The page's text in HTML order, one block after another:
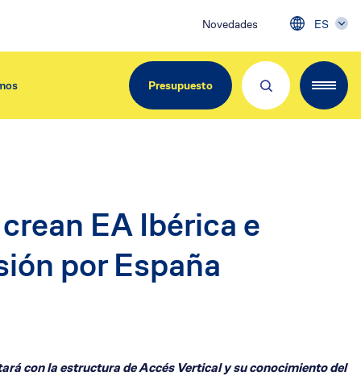
Novedades ES
C/ Girona, 134
08037 Barcelona
Tel. 900.800.963
info@acrobatica.es
Presupuesto
EA Ibérica e
por España
con la estructura de Accés Vertical y su conocimiento del